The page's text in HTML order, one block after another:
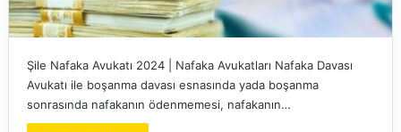
Şile Nafaka Avukatı 2024 | Nafaka Avukatları Nafaka Davası
Avukatı ile boşanma davası esnasında yada boşanma
sonrasında nafakanın ödenmemesi, nafakanın…